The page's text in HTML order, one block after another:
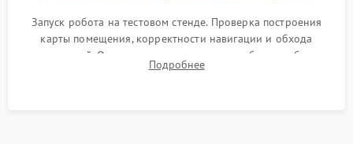
Запуск робота на тестовом стенде. Проверка построения
карты помещения, корректности навигации и обхода
препятствий. Оценка силы всасывания и работы турбины.
Тестирование автоматического возврата на док-станцию и
Подробнее